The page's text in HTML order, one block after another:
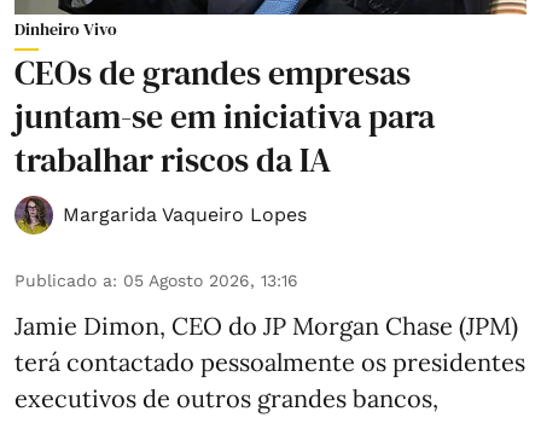
Dinheiro Vivo
CEOs de grandes empresas
juntam-se em iniciativa para
trabalhar riscos da IA
Margarida Vaqueiro Lopes
Publicado a: 05 Agosto 2026, 13:16
Jamie Dimon, CEO do JP Morgan Chase (JPM)
terá contactado pessoalmente os presidentes
executivos de outros grandes bancos,